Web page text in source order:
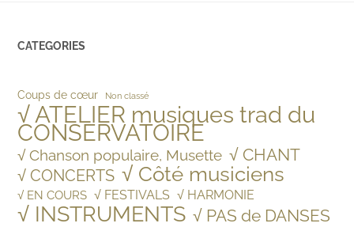
CATEGORIES
Coups de cœur Non classé
√ ATELIER musiques trad du
CONSERVATOIRE
√ Chanson populaire, Musette √ CHANT
√ CONCERTS √ Côté musiciens
√ EN COURS √ FESTIVALS √ HARMONIE
√ INSTRUMENTS √ PAS de DANSES